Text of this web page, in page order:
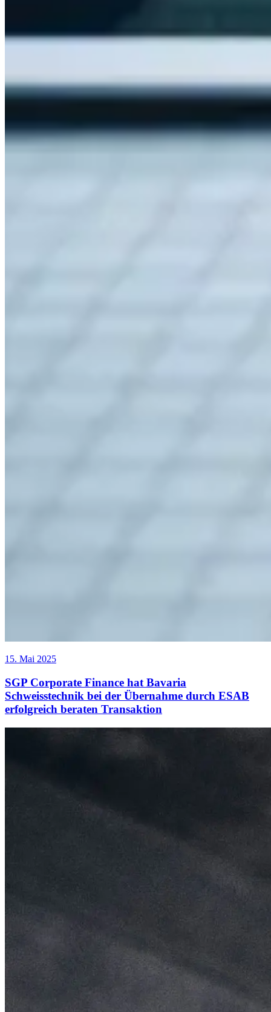
15. Mai 2025
SGP Corporate Finance hat Bavaria
Schweisstechnik bei der Übernahme durch ESAB
erfolgreich beraten Transaktion